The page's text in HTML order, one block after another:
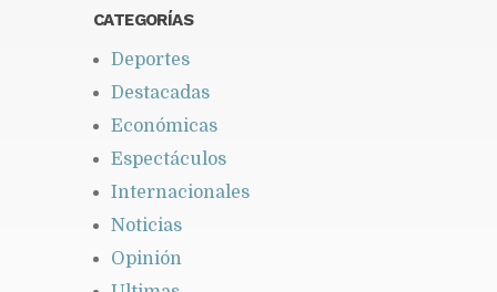
CATEGORÍAS
Deportes
Destacadas
Económicas
Espectáculos
Internacionales
Noticias
Opinión